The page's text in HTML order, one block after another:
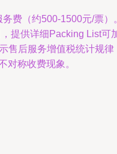
费（约500-1500元/票）
提供详细Packing List可
售后服务增值税统计规
对称收费现象。